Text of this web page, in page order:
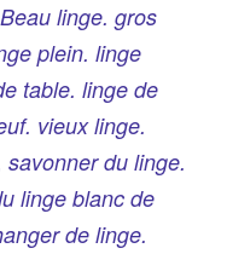
Beau linge. gros
plein. linge
table. linge de
vieux linge.
du linge.
linge blanc de
de linge.